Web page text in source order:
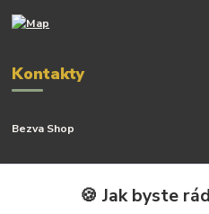
Kontakty
Bezva Shop
+420 799 506 742
(Po-Pá, 8-16 hod.)
🍪 Jak byste